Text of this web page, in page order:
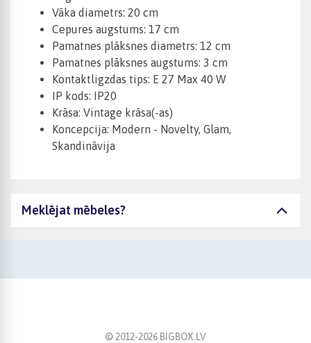
Vāka diametrs: 20 cm
Cepures augstums: 17 cm
Pamatnes plāksnes diametrs: 12 cm
Pamatnes plāksnes augstums: 3 cm
Kontaktligzdas tips: E 27 Max 40 W
IP kods: IP20
Krāsa: Vintage krāsa(-as)
Koncepcija: Modern - Novelty, Glam,
Skandināvija
Meklējat mēbeles?
© 2012-2026 BIGBOX.LV